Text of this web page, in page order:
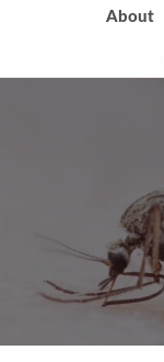
About